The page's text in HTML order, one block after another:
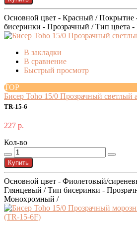
Основной цвет - Красный /
бисеринки - Прозрачный / Тип цвета
В закладки
В сравнение
Быстрый просмотр
TOP
Бисер Toho 15/0 Прозрачный светлый
TR-15-6
227 р.
Кол-во
Купить
Основной цвет - Фиолетовый/
Глянцевый / Тип бисеринки -
Монохромный /